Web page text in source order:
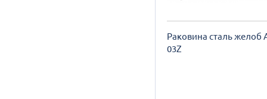
Раковина сталь желоб
03Z